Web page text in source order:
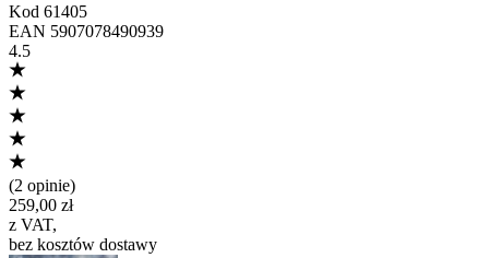
Kod 61405
EAN 5907078490939
4.5
(2 opinie)
259,00 zł
z VAT,
bez kosztów dostawy